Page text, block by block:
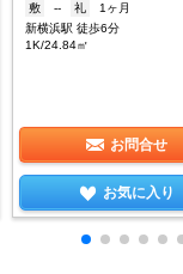
敷
-- 礼
1ヶ月
新横浜駅 徒歩6分
1K/24.84㎡
お問合せ
お気に入り